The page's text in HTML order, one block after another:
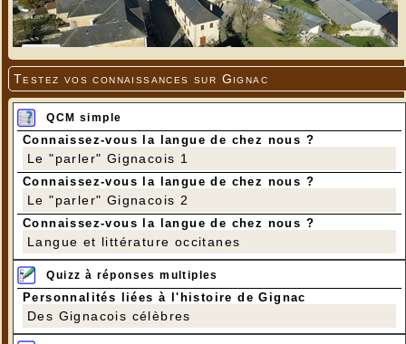
Testez vos connaissances sur Gignac
QCM simple
Connaissez-vous la langue de chez nous ?
Le "parler" Gignacois 1
Connaissez-vous la langue de chez nous ?
Le "parler" Gignacois 2
Connaissez-vous la langue de chez nous ?
Langue et littérature occitanes
Quizz à réponses multiples
Personnalités liées à l'histoire de Gignac
Des Gignacois célèbres